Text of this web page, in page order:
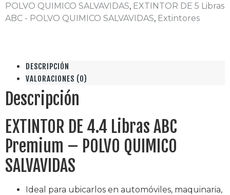
POLVO QUIMICO SALVAVIDAS, EXTINTOR DE 5 Libras
ABC - POLVO QUIMICO SALVAVIDAS, Extintores
DESCRIPCIÓN
VALORACIONES (0)
Descripción
EXTINTOR DE 4.4 Libras ABC
Premium – POLVO QUIMICO
SALVAVIDAS
Ideal para ubicarlos en automóviles, maquinaria,